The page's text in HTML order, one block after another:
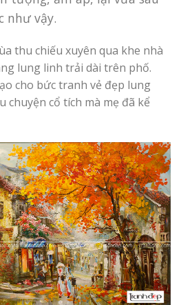
như vậy.
thu chiếu xuyên qua khe nhà
lung linh trải dài trên phố.
cho bức tranh vẻ đẹp lung
chuyện cổ tích mà mẹ đã kể